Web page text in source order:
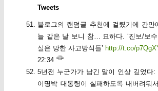
Tweets
블로그의 랜덤글 추천에 걸렸기에 간만
늘 같은 날 보니 참… 묘하다. ‘진보/보
실은 망한 사고방식들’ http://t.co/
22:34
5년전 누군가가 남긴 말이 인상 깊었다:
이명박 대통령이 실패하도록 내버려둬